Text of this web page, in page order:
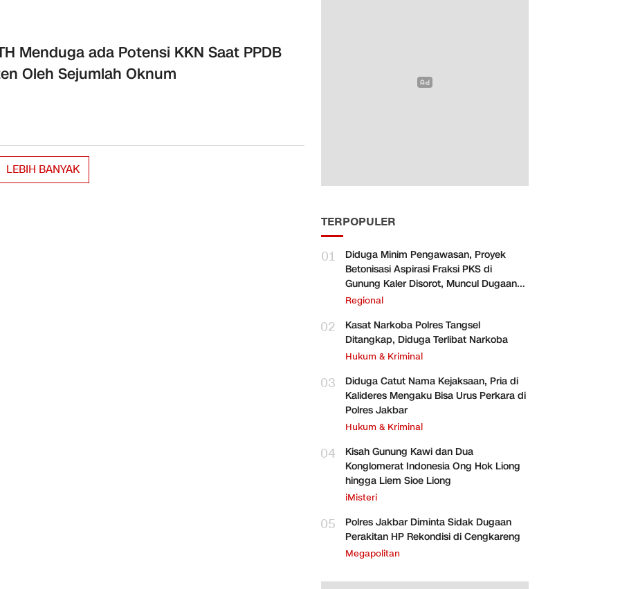
Menduga ada Potensi KKN Saat PPDB
Oleh Sejumlah Oknum
LEBIH BANYAK
TERPOPULER
01
Diduga Minim Pengawasan, Proyek
Betonisasi Aspirasi Fraksi PKS di
Gunung Kaler Disorot, Muncul Dugaan
Pengurangan Volume
Regional
02
Kasat Narkoba Polres Tangsel
Ditangkap, Diduga Terlibat Narkoba
Hukum & Kriminal
03
Diduga Catut Nama Kejaksaan, Pria di
Kalideres Mengaku Bisa Urus Perkara di
Polres Jakbar
Hukum & Kriminal
04
Kisah Gunung Kawi dan Dua
Konglomerat Indonesia Ong Hok Liong
hingga Liem Sioe Liong
iMisteri
05
Polres Jakbar Diminta Sidak Dugaan
Perakitan HP Rekondisi di Cengkareng
Megapolitan